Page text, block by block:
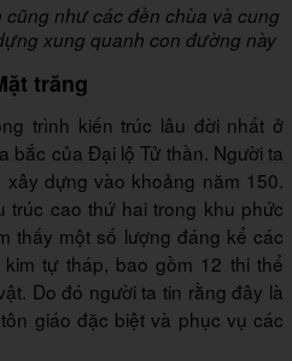
cũng như các đền chùa và cung
xung quanh con đường này
trăng
trình kiến trúc lâu đời nhất ở
bắc của Đại lộ Tử thần. Người ta
dựng vào khoảng năm 150.
trúc cao thứ hai trong khu phức
thấy một số lượng đáng kể các
tự tháp, bao gồm 12 thi thể
Do đó người ta tin rằng đây là
giáo đặc biệt và phục vụ các